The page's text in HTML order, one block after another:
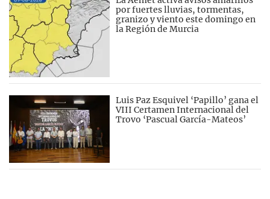
por fuertes lluvias, tormentas,
granizo y viento este domingo en
la Región de Murcia
Luis Paz Esquivel ‘Papillo’ gana el
VIII Certamen Internacional del
Trovo ‘Pascual García-Mateos’